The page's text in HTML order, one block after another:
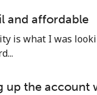
⁦$10⁩
and affordable
is what I was
up the account